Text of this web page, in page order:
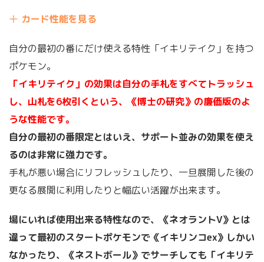
カード性能を見る
自分の最初の番にだけ使える特性「イキリテイク」を持つ
ポケモン。
「イキリテイク」の効果は自分の手札をすべてトラッシュ
し、山札を6枚引くという、《博士の研究》の廉価版のよ
うな性能です。
自分の最初の番限定とはいえ、サポート並みの効果を使え
るのは非常に強力です。
手札が悪い場合にリフレッシュしたり、一旦展開した後の
更なる展開に利用したりと幅広い活躍が出来ます。
場にいれば使用出来る特性なので、《ネオラントV》とは
違って最初のスタートポケモンで《イキリンコex》しかい
なかったり、《ネストボール》でサーチしても「イキリテ